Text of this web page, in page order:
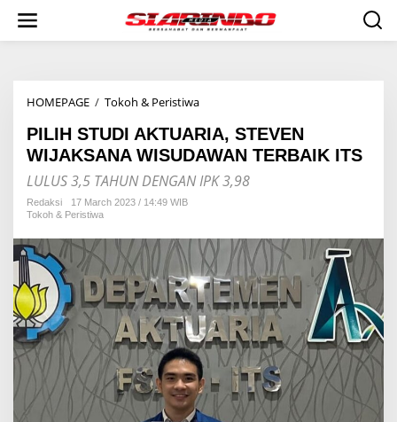
i
HOMEPAGE / Tokoh & Peristiwa
L
I
H
S
I
A
K
T
U
A
R
I
A
,
S
PILIH STUDI AKTUARIA, STEVEN
WIJAKSANA WISUDAWAN TERBAIK ITS
LULUS 3,5 TAHUN DENGAN IPK 3,98
Redaksi
17 March 2023 / 14:49 WIB
Tokoh & Peristiwa